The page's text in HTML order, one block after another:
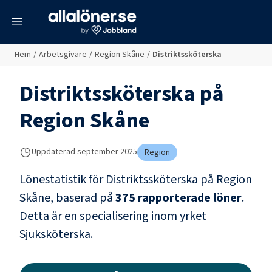
Hem / Arbetsgivare / Region Skåne / Distriktssköterska
Distriktssköterska på
Region Skåne
Uppdaterad september 2025 Region
Lönestatistik förDistriktssköterska på Region
Skåne, baserad på375 rapporterade löner.
Detta är en specialisering inom yrket
Sjuksköterska.